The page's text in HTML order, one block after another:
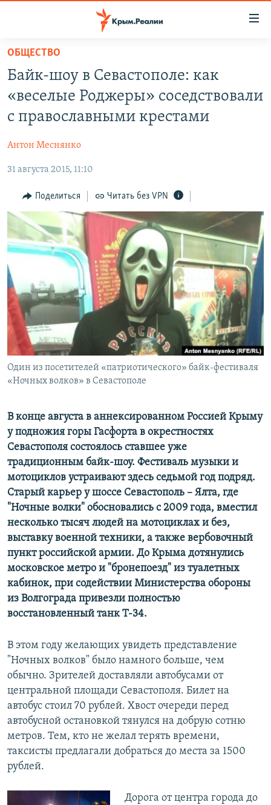
Вернуться
основному
содержанию
главной
Вернутся
поиску
СПЕЦПРОЕКТЫ
ЕЩЕ
ИНТЕРАКТИВ
ИНФОГРАФИКА
ТЕЛЕПРОЕКТ КРЫМ.РЕАЛИИ
СОВЕТЫ ПРАВОЗАЩИТНИКОВ
ПРОПАВШИЕ БЕЗ ВЕСТИ
ПОБЕДИТЕЛЕЙ НЕ СУДЯТ?
КРЫМ.НЕПОКОРЕННЫЙ
ELIFBE
УКРАИНСКАЯ ПРОБЛЕМА КРЫМА
РАДІО СВОБОДА
КАК ОБОЙТИ БЛОКИРОВКУ
Українською
Qırımtatar
ПРИСОЕДИНЯЙТЕСЬ!
Все сайты RFE/RL
ОБЩЕСТВО
Байк-шоу в Севастополе: как
«веселые Роджеры» соседствовали
с православными крестами
Антон Меснянко
31 августа 2015, 11:10
Поделиться Читать без VPN
Один из посетителей «патриотического» байк-фестиваля
«Ночных волков» в Севастополе
В конце августа в аннексированном Россией Крыму
у подножия горы Гасфорта в окрестностях
Севастополя состоялось ставшее уже
традиционным байк-шоу. Фестиваль музыки и
мотоциклов устраивают здесь седьмой год подряд.
Старый карьер у шоссе Севастополь – Ялта, где
"Ночные волки" обосновались с 2009 года, вместил
несколько тысяч людей на мотоциклах и без,
выставку военной техники, а также вербовочный
пункт российской армии. До Крыма дотянулись
московское метро и "бронепоезд" из туалетных
кабинок, при содействии Министерства обороны
из Волгограда привезли полностью
восстановленный танк Т-34.
В этом году желающих увидеть представление
"Ночных волков" было намного больше, чем
обычно. Зрителей доставляли автобусами от
центральной площади Севастополя. Билет на
автобус стоил 70 рублей. Хвост очереди перед
автобусной остановкой тянулся на добрую сотню
метров. Тем, кто не желал терять времени,
таксисты предлагали добраться до места за 1500
рублей.
Дорога от центра города до